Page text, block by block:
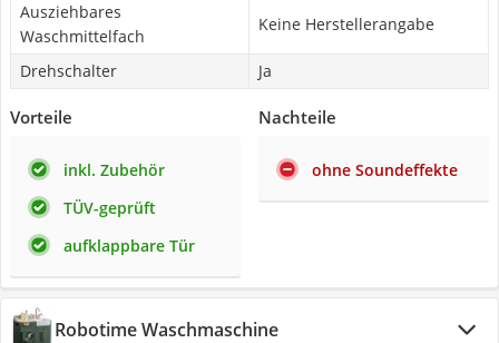
Ausziehbares
Waschmittelfach
Keine Herstellerangabe
Drehschalter Ja
Vorteile
inkl. Zubehör
TÜV-geprüft
aufklappbare Tür
Nachteile
ohne Soundeffekte
Robotime Waschmaschine